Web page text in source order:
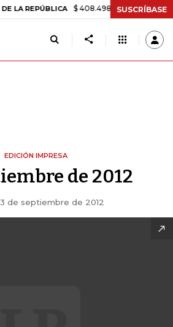
REPÚBLICA $ 408.498,97 +$ 8.753,81
SUSCRÍBASE
EDICIÓN IMPRESA
de 2012
de septiembre de 2012